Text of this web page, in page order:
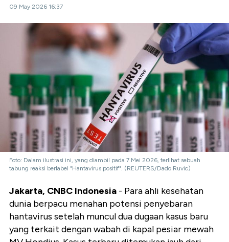
09 May 2026 16:37
Foto: Dalam ilustrasi ini, yang diambil pada 7 Mei 2026, terlihat sebuah
tabung reaksi berlabel "Hantavirus positif". (REUTERS/Dado Ruvic)
Jakarta, CNBC Indonesia - Para ahli kesehatan
dunia berpacu menahan potensi penyebaran
hantavirus setelah muncul dua dugaan kasus baru
yang terkait dengan wabah di kapal pesiar mewah